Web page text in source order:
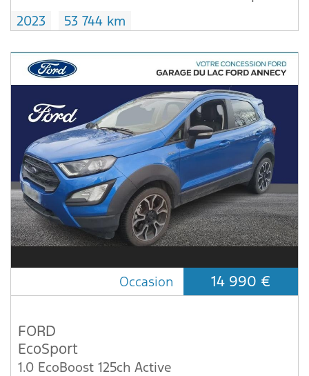
2023
53 744 km
Occasion 14 990 €
FORD
EcoSport
1.0 EcoBoost 125ch Active